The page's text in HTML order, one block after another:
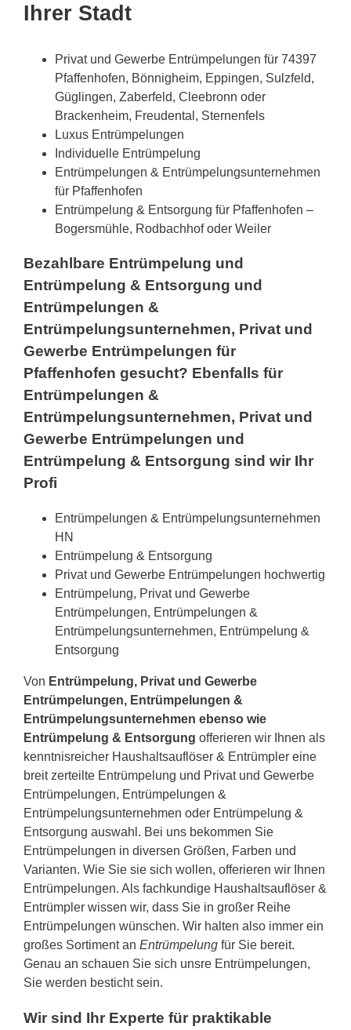
Ihrer Stadt
Privat und Gewerbe Entrümpelungen für 74397
Pfaffenhofen, Bönnigheim, Eppingen, Sulzfeld,
Güglingen, Zaberfeld, Cleebronn oder
Brackenheim, Freudental, Sternenfels
Luxus Entrümpelungen
Individuelle Entrümpelung
Entrümpelungen & Entrümpelungsunternehmen
für Pfaffenhofen
Entrümpelung & Entsorgung für Pfaffenhofen –
Bogersmühle, Rodbachhof oder Weiler
Bezahlbare Entrümpelung und
Entrümpelung & Entsorgung und
Entrümpelungen &
Entrümpelungsunternehmen, Privat und
Gewerbe Entrümpelungen für
Pfaffenhofen gesucht? Ebenfalls für
Entrümpelungen &
Entrümpelungsunternehmen, Privat und
Gewerbe Entrümpelungen und
Entrümpelung & Entsorgung sind wir Ihr
Profi
Entrümpelungen & Entrümpelungsunternehmen
HN
Entrümpelung & Entsorgung
Privat und Gewerbe Entrümpelungen hochwertig
Entrümpelung, Privat und Gewerbe
Entrümpelungen, Entrümpelungen &
Entrümpelungsunternehmen, Entrümpelung &
Entsorgung
Von Entrümpelung, Privat und Gewerbe
Entrümpelungen, Entrümpelungen &
Entrümpelungsunternehmen ebenso wie
Entrümpelung & Entsorgung offerieren wir Ihnen als
kenntnisreicher Haushaltsauflöser & Entrümpler eine
breit zerteilte Entrümpelung und Privat und Gewerbe
Entrümpelungen, Entrümpelungen &
Entrümpelungsunternehmen oder Entrümpelung &
Entsorgung auswahl. Bei uns bekommen Sie
Entrümpelungen in diversen Größen, Farben und
Varianten. Wie Sie sie sich wollen, offerieren wir Ihnen
Entrümpelungen. Als fachkundige Haushaltsauflöser &
Entrümpler wissen wir, dass Sie in großer Reihe
Entrümpelungen wünschen. Wir halten also immer ein
großes Sortiment an Entrümpelung für Sie bereit.
Genau an schauen Sie sich unsre Entrümpelungen,
Sie werden besticht sein.
Wir sind Ihr Experte für praktikable